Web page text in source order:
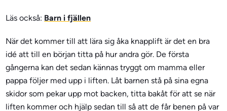
Läs också: Barn i fjällen
När det kommer till att lära sig åka knapplift är det en bra
idé att till en början titta på hur andra gör. De första
gångerna kan det sedan kännas tryggt om mamma eller
pappa följer med upp i liften. Låt barnen stå på sina egna
skidor som pekar upp mot backen, titta bakåt för att se när
liften kommer och hjälp sedan till så att de får benen på var